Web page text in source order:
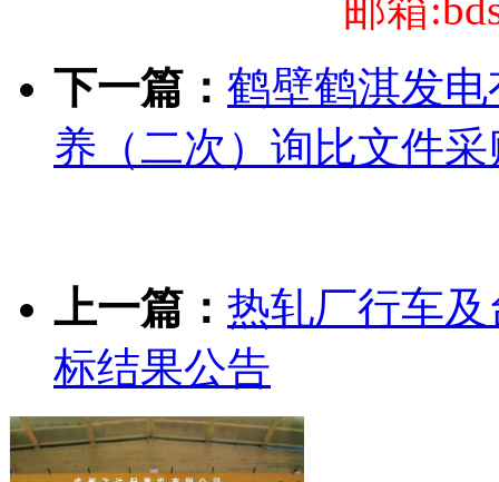
下一篇： 鹤壁鹤淇发
养（二次）询比文件
上一篇： 热轧厂行车
标结果公告